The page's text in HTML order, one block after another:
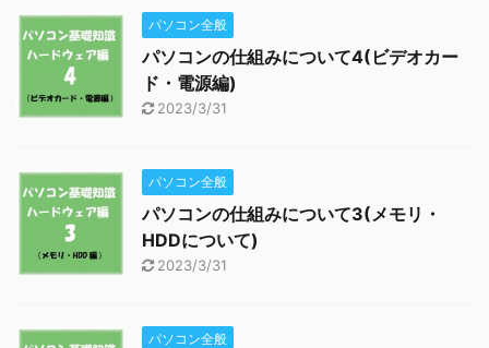
パソコン全般
パソコンの仕組みについて4(ビデオカー
ド・電源編)
2023/3/31
パソコン全般
パソコンの仕組みについて3(メモリ・
HDDについて)
2023/3/31
パソコン全般